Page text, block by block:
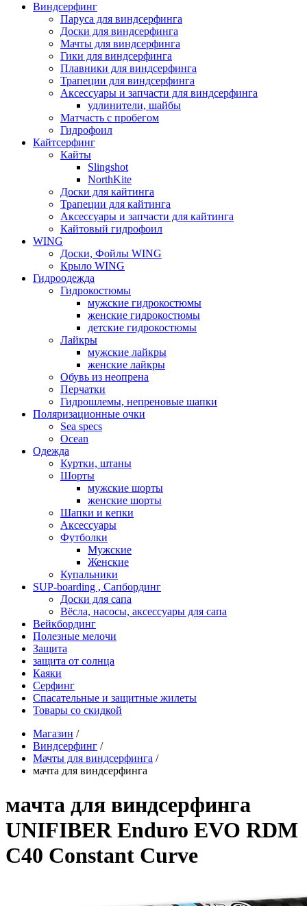
Виндсерфинг
Паруса для виндсерфинга
Доски для виндсерфинга
Мачты для виндсерфинга
Гики для виндсерфинга
Плавники для виндсерфинга
Трапеции для виндсерфинга
Аксессуары и запчасти для виндсерфинга
удлинители, шайбы
Матчасть с пробегом
Гидрофоил
Кайтсерфинг
Кайты
Slingshot
NorthKite
Доски для кайтинга
Трапеции для кайтинга
Аксессуары и запчасти для кайтинга
Кайтовый гидрофоил
WING
Доски, Фойлы WING
Крыло WING
Гидроодежда
Гидрокостюмы
мужские гидрокостюмы
женские гидрокостюмы
детские гидрокостюмы
Лайкры
мужские лайкры
женские лайкры
Обувь из неопрена
Перчатки
Гидрошлемы, непреновые шапки
Поляризационные очки
Sea specs
Ocean
Одежда
Куртки, штаны
Шорты
мужские шорты
женские шорты
Шапки и кепки
Аксессуары
Футболки
Мужские
Женские
Купальники
SUP-boarding , Сапбординг
Доски для сапа
Вёсла, насосы, аксессуары для сапа
Вейкбординг
Полезные мелочи
Защита
защита от солнца
Каяки
Серфинг
Спасательные и защитные жилеты
Товары со скидкой
Магазин /
Виндсерфинг /
Мачты для виндсерфинга /
мачта для виндсерфинга
мачта для виндсерфинга
UNIFIBER Enduro EVO RDM
C40 Constant Curve